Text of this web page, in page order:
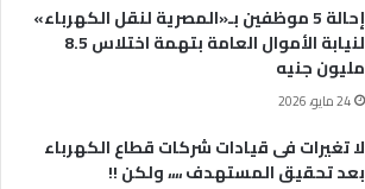
إحالة 5 موظفين بـ«المصرية لنقل الكهرباء»
لنيابة الأموال العامة بتهمة اختلاس 8.5
مليون جنيه
24 مايو، 2026
لا تغيرات فى قيادات شركات قطاع الكهرباء
بعد تحقيق المستهدف ،،،، ولكن !!